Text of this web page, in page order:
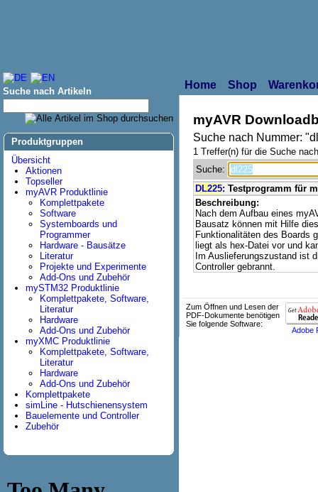
Suche nach Artikeln
Produktgruppen
Übersicht
Aktionen
Topseller
myAVR Produktlinie
Komplettpakete
Software
Systemboards und
Programmer
Hardware - Bausätze
Literatur
Projekte und Experimente
Add-Ons und Zubehör
mySTM32 Produktlinie
Komplettpakete, Software,
Literatur
Hardware
Add-Ons und Zubehör
myXMC Produktlinie
Komplettpakete, Software,
Literatur
Hardware
Add-Ons und Zubehör
Komplettpakete
simLine - Hutschienensystem
Bauelemente und Controller
Zubehör
Home Shop
myAVR
Suche nach Nummer:
1 Treffer(n) für die Suche
Suche:
DL225: Testprogramm für
Beschreibung:
Nach dem Aufbau eines
Bausatz können mit Hilfe
Funktionalitäten des Boards
liegt als hex-Datei vor und
Im Auslieferungszustand ist
Controller gebrannt.
Zum Öffnen und Lesen der
PDF-Dokumente benötigen
Sie folgende Software:
Adobe